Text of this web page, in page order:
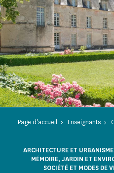
Page d'accueil Enseignants
ARCHITECTURE ET
MÉMOIRE, JARDIN ET
SOCIÉTÉ ET MODES DE